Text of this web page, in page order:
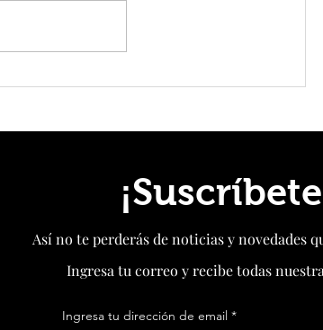
China endurece respuesta a EEUU:
exportaciones de drones y eleva la
Así no te perderás de noticias y novedades
Ingresa tu correo y recibe todas
Ingresa tu dirección de email